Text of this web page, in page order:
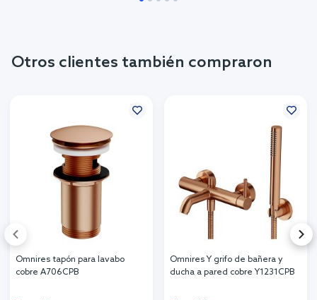
Otros clientes también compraron
Omnires tapón para lavabo
cobre A706CPB
Omnires Y grifo de bañera y
ducha a pared cobre Y1231CPB